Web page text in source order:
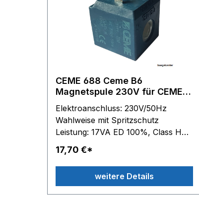
CEME 688 Ceme B6
Magnetspule 230V für CEME
Beschreibung
Elektroanschluss: 230V/50Hz
Wahlweise mit Spritzschutz
Leistung: 17VA ED 100%, Class H
Kernloch-Durchmesser: 13,2 mm
Spulen-Außenmaße: B 33 mm - H
35 mm - T 36 mm passend für
Serie: 688 61.. - 67..
17,70 €*
weitere Details